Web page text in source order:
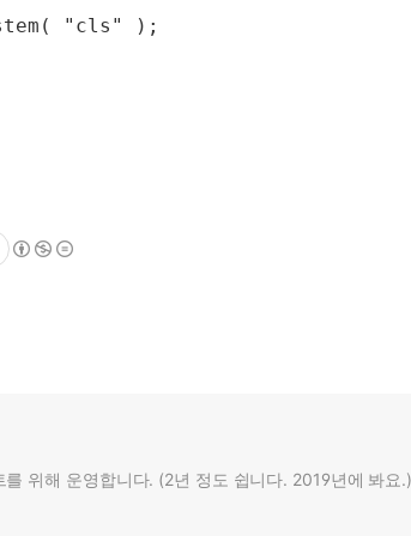
위해 운영합니다. (2년 정도 쉽니다. 2019년에 봐요.)